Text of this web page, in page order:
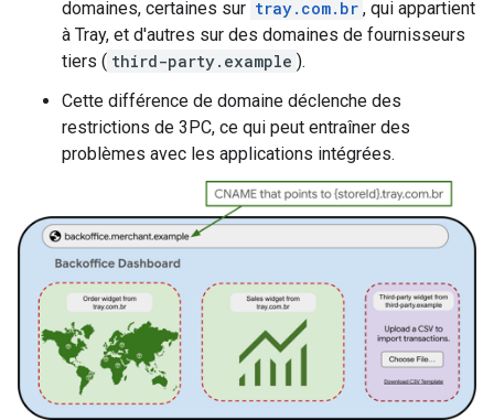
domaines, certaines sur tray.com.br , qui appartient
à Tray, et d'autres sur des domaines de fournisseurs
tiers ( third-party.example ).
Cette différence de domaine déclenche des
restrictions de 3PC, ce qui peut entraîner des
problèmes avec les applications intégrées.